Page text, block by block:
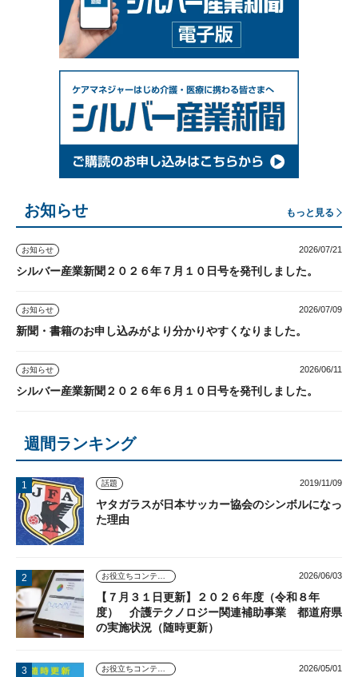
お知らせ もっと見る
お知らせ 2026/07/21
シルバー産業新聞２０２６年７月１０日号を発刊しました。
お知らせ 2026/07/09
新聞・書籍のお申し込みがより分かりやすくなりました。
お知らせ 2026/06/11
シルバー産業新聞２０２６年６月１０日号を発刊しました。
週間ランキング
話題 2019/11/09
ヤタガラスが日本サッカー協会のシンボルになっ
た理由
お役立ちコンテンツ 2026/06/03
【７月３１日更新】２０２６年度（令和８年
度） 介護テクノロジー関連補助事業 都道府県
の実施状況（随時更新）
お役立ちコンテンツ 2026/05/01